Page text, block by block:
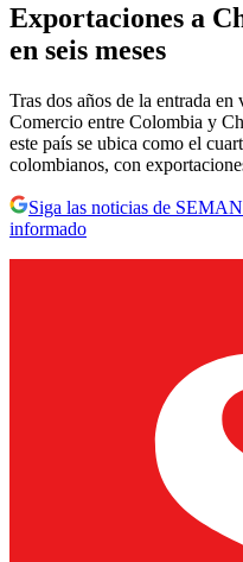
Exportaciones a
en seis meses
Tras dos años de la entrada
Comercio entre Colombia y
este país se ubica como el
colombianos, con
Siga las noticias de
informado